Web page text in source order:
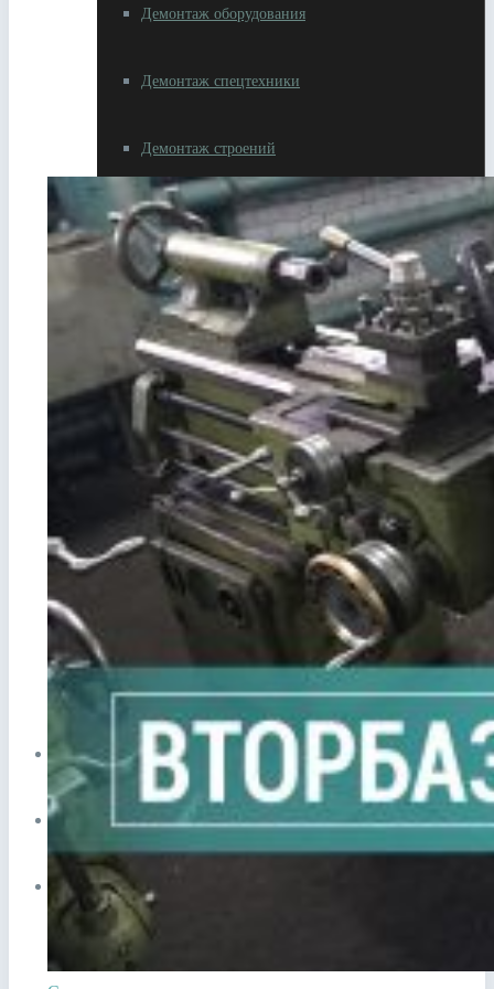
Демонтаж оборудования
Демонтаж спецтехники
Демонтаж строений
Разное
Резка металлолома
Вывоз металлолома
Самовывоз металлолома
Сдать автотехнику на металлолом
Прием лома в Видном
Сдать аккумулятор ноутбука
Сдать аккумулятор телефона
ЦЕНЫ
СПРАВОЧНИК
ПУНКТЫ ПРИЕМА